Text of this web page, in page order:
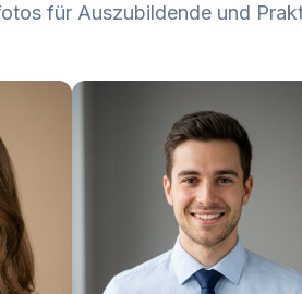
für Auszubildende und